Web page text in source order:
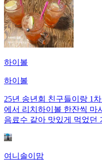
하이볼
하이볼
25년 송년회 친구들이랑 1
에서 리치하이볼 한잔씩 마
음료수 같아 맛있게 먹었던
여니솔이맘